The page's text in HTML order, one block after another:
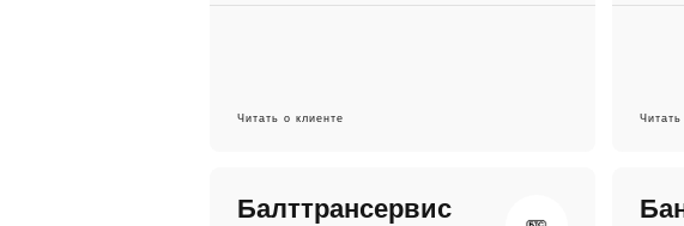
Читать о клиенте
Балттрансервис